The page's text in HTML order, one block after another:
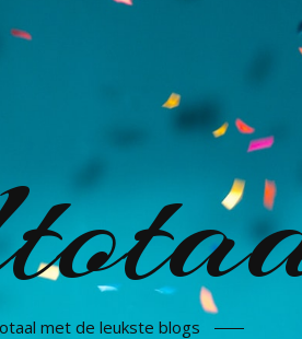
met de leukste blogs